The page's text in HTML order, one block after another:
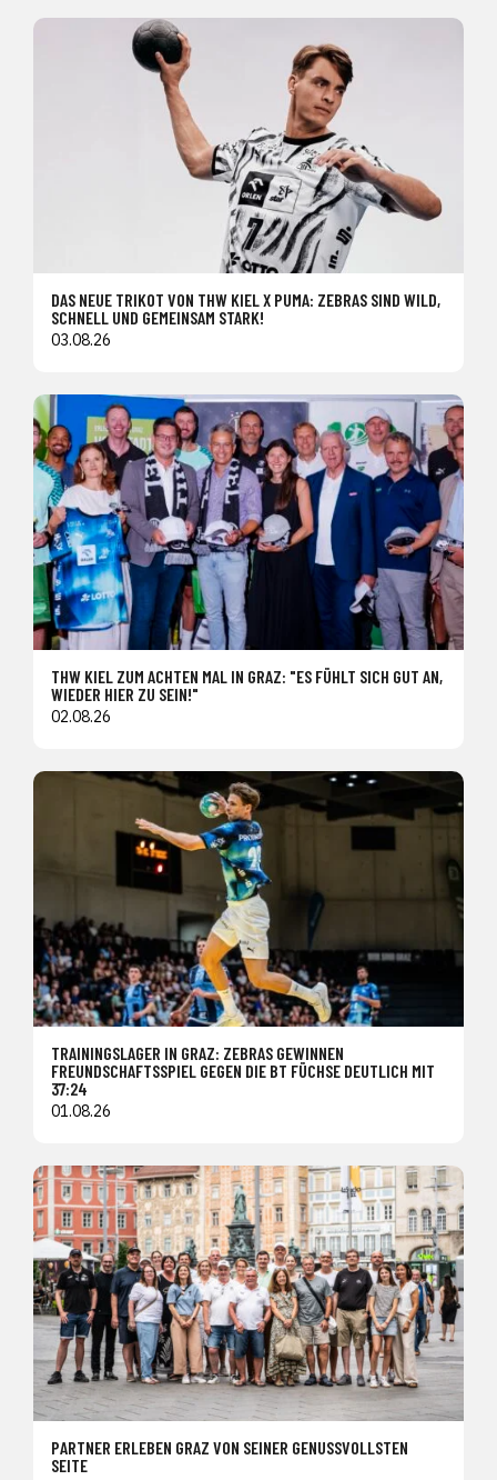
DAS NEUE TRIKOT VON THW KIEL X PUMA: ZEBRAS SIND WILD,
SCHNELL UND GEMEINSAM STARK!
03.08.26
THW KIEL ZUM ACHTEN MAL IN GRAZ: "ES FÜHLT SICH GUT AN,
WIEDER HIER ZU SEIN!"
02.08.26
TRAININGSLAGER IN GRAZ: ZEBRAS GEWINNEN
FREUNDSCHAFTSSPIEL GEGEN DIE BT FÜCHSE DEUTLICH MIT
37:24
01.08.26
PARTNER ERLEBEN GRAZ VON SEINER GENUSSVOLLSTEN
SEITE